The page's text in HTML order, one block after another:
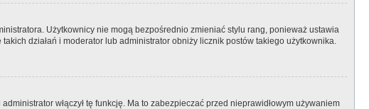
Użytkownicy nie mogą bezpośrednio zmieniać stylu rang, ponieważ ustawia
działań i moderator lub administrator obniży licznik postów takiego użytkownika.
włączył tę funkcję. Ma to zabezpieczać przed nieprawidłowym używaniem